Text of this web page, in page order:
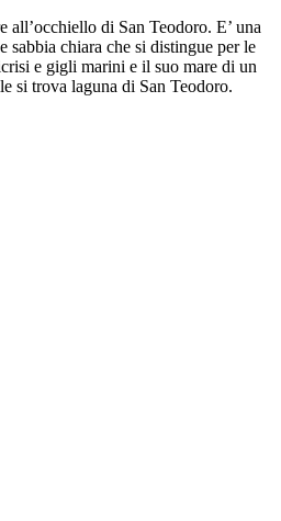
di San Teodoro. E’ una
chiara che si distingue per le
e gigli marini e il suo mare di un
si trova laguna di San Teodoro.